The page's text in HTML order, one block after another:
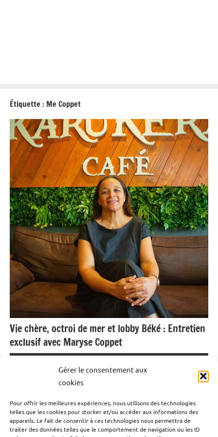
Gérer le consentement aux
cookies
Pour offrir les meilleures expériences, nous utilisons des technologies
telles que les cookies pour stocker et/ou accéder aux informations des
appareils. Le fait de consentir à ces technologies nous permettra de
traiter des données telles que le comportement de navigation ou les ID
Étiquette : Me Coppet
Vie chère, octroi de mer et lobby Béké : Entretien
exclusif avec Maryse Coppet
10 janvier 2025 Emrick Leandre
lobbyiste engagée à l’Union Européenne, revient sur des
sujets brûlants qui touchent l’Outremer : la vie chère en
Guadeloupe, l’octroi de mer, et l’influence du lobby Béké.